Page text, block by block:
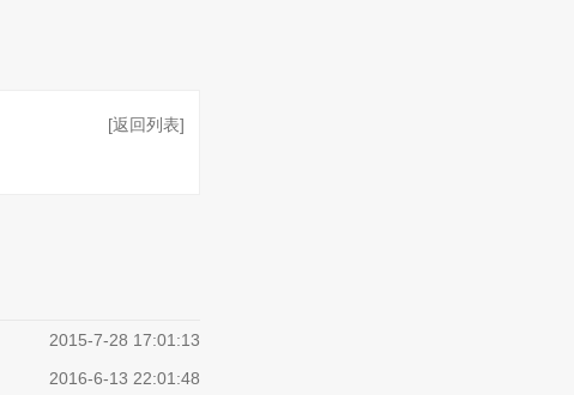
[返回列表]
2015-7-28 17:01:13
2016-6-13 22:01:48